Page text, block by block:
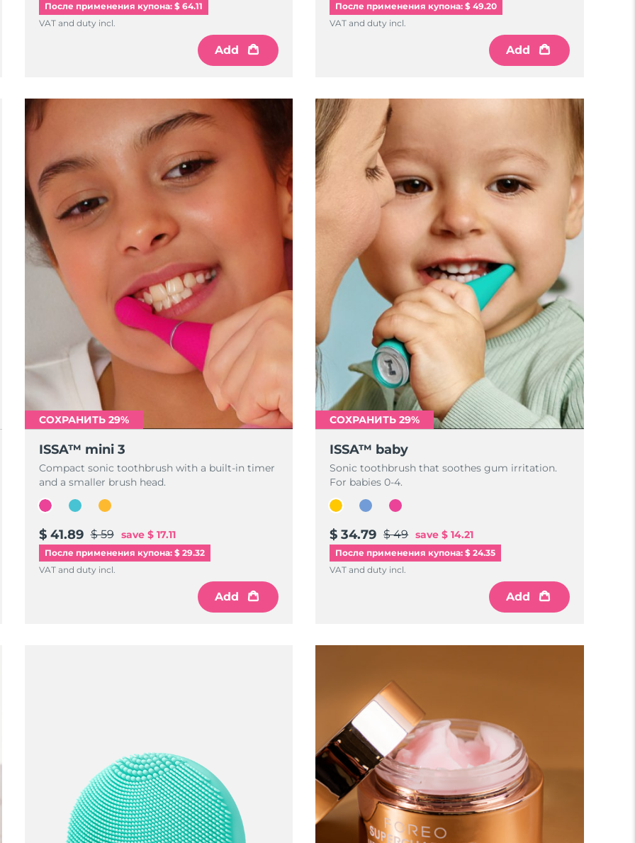
После применения купона: $ 64.11
VAT and duty incl.
Add
После применения купона: $ 49.20
VAT and duty incl.
Add
СОХРАНИТЬ 29%
ISSA™ mini 3
Compact sonic toothbrush with a built-in timer
and a smaller brush head.
$ 41.89 $ 59 save $ 17.11
После применения купона: $ 29.32
VAT and duty incl.
Add
СОХРАНИТЬ 29%
ISSA™ baby
Sonic toothbrush that soothes gum irritation.
For babies 0-4.
$ 34.79 $ 49 save $ 14.21
После применения купона: $ 24.35
VAT and duty incl.
Add